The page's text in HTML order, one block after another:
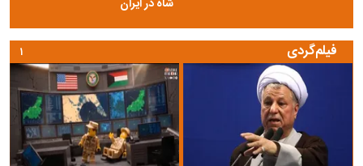
شاه در ایران
فیلم‌گردی ۱